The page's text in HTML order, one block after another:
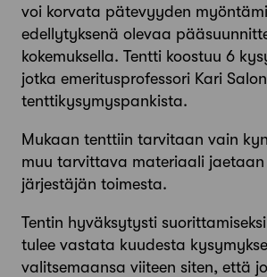
voi korvata pätevyyden
edellytyksenä olevaa
kokemuksella. Tentti koostuu 6
jotka emeritusprofessori Kari
tenttikysymyspankista.
Mukaan tenttiin tarvitaan vain
muu tarvittava materiaali jaetaan
järjestäjän toimesta.
Tentin hyväksytysti
tulee vastata kuudesta
valitsemaansa viiteen siten, että